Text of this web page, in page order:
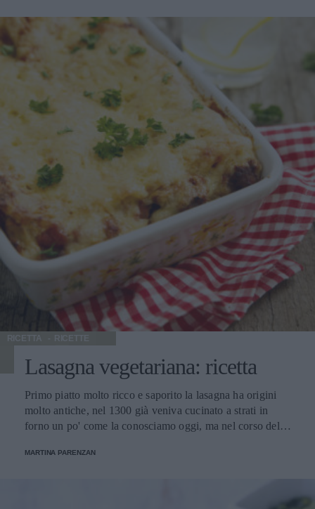
RICETTA
Lasagna vegetariana: ricetta
Primo piatto molto ricco e saporito la lasagna ha origini
molto antiche, nel 1300 già veniva cucinato a strati in
forno un po' come la conosciamo oggi, ma nel corso del
lasagna alla bolognese realizzata con la carne, esistono
Questa che proponiamo è realizzata con un accostamento
MARTINA PARENZAN